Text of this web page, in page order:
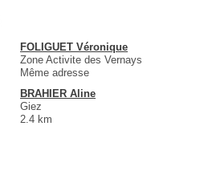
FOLIGUET Véronique
Zone Activite des Vernays
Même adresse
BRAHIER Aline
Giez
2.4 km